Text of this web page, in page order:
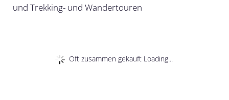
und Trekking- und Wandertouren
Oft zusammen gekauft Loading...